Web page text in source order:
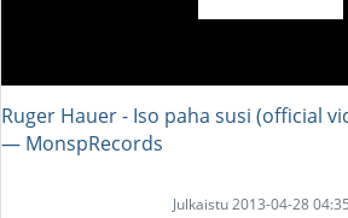
Ruger Hauer - Iso paha susi (official
― MonspRecords
Julkaistu 2013-04-28